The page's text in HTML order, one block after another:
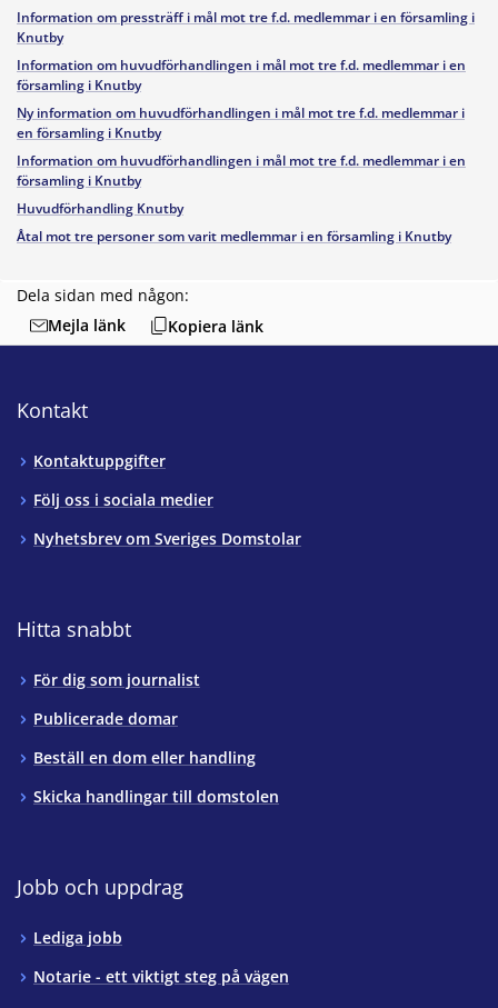
Dela sidan med någon:
Mejla länk
Kopiera länk
Information om pressträff i mål mot tre f.d. medlemmar i en församling i
Knutby
Information om huvudförhandlingen i mål mot tre f.d. medlemmar i en
församling i Knutby
Ny information om huvudförhandlingen i mål mot tre f.d. medlemmar i
en församling i Knutby
Information om huvudförhandlingen i mål mot tre f.d. medlemmar i en
församling i Knutby
Huvudförhandling Knutby
Åtal mot tre personer som varit medlemmar i en församling i Knutby
Kontakt
Kontaktuppgifter
Följ oss i sociala medier
Nyhetsbrev om Sveriges Domstolar
Hitta snabbt
För dig som journalist
Publicerade domar
Beställ en dom eller handling
Skicka handlingar till domstolen
Jobb och uppdrag
Lediga jobb
Notarie - ett viktigt steg på vägen